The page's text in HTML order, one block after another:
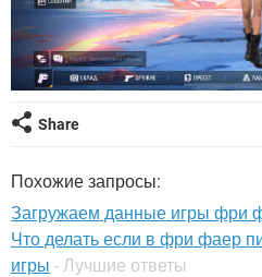
ВИДЕО
YANDEX
Share
Похожие запросы:
Загружаем данные игры фри
Что делать если в фри фаер
игры - Лучшие ответы